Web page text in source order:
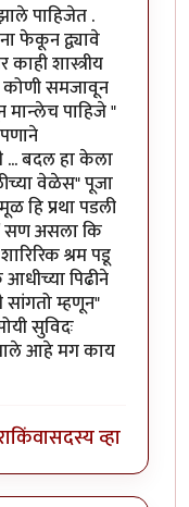
पाहिजेत .
फेकून द्व्यावे
शास्त्रीय
समजावून
पाहिजे "
... बदल हा केला
वेळेस" पूजा
हि प्रथा पडली
सण असला कि
श्रम पडू
पिढीने
म्हणून"
सुविदः
आहे मग काय
किंवासदस्य व्हा